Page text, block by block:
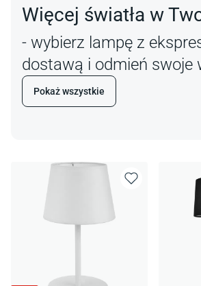
Więcej światła w
- wybierz lampę z
dostawą i odmień swoje
Pokaż wszystkie